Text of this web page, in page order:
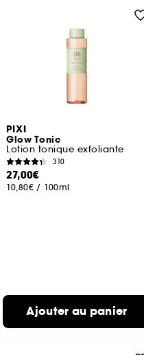
PIXI
Glow Tonic
Lotion tonique exfoliante
310
27,00€
10,80€ / 100ml
Ajouter au panier